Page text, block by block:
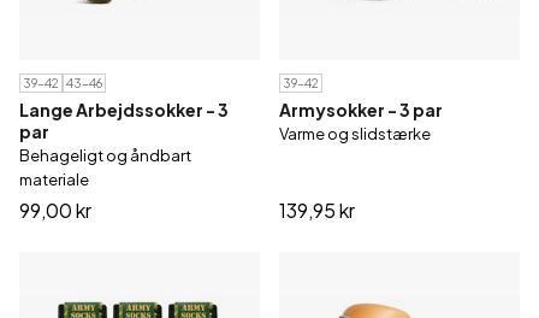
39-42 43-46
Lange Arbejdssokker - 3
par
Behageligt og åndbart
materiale
99,00 kr
39-42
Armysokker - 3 par
Varme og slidstærke
139,95 kr